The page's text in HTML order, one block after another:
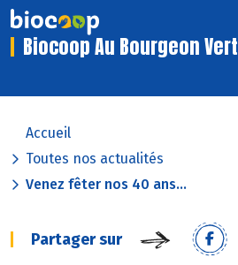
Biocoop Au Bourgeon Vert
Accueil
Toutes nos actualités
Venez fêter nos 40 ans...
Partager sur